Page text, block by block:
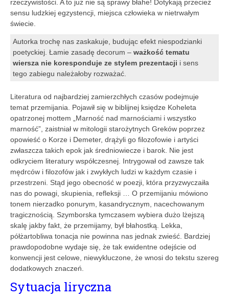
rzeczywistości. A to już nie są sprawy błahe! Dotykają przecież
sensu ludzkiej egzystencji, miejsca człowieka w nietrwałym
świecie.
Autorka trochę nas zaskakuje, budując efekt niespodzianki
poetyckiej. Łamie zasadę decorum – ważkość tematu
wiersza nie koresponduje ze stylem prezentacji i sens
tego zabiegu należałoby rozważać.
Literatura od najbardziej zamierzchłych czasów podejmuje
temat przemijania. Pojawił się w biblijnej księdze Koheleta
opatrzonej mottem „Marność nad marnościami i wszystko
marność”, zaistniał w mitologii starożytnych Greków poprzez
opowieść o Korze i Demeter, drążyli go filozofowie i artyści
zwłaszcza takich epok jak średniowiecze i barok. Nie jest
odkryciem literatury współczesnej. Intrygował od zawsze tak
mędrców i filozofów jak i zwykłych ludzi w każdym czasie i
przestrzeni. Stąd jego obecność w poezji, która przyzwyczaiła
nas do powagi, skupienia, refleksji … O przemijaniu mówiono
tonem nierzadko ponurym, kasandrycznym, nacechowanym
tragicznością. Szymborska tymczasem wybiera dużo lżejszą
skalę jakby fakt, że przemijamy, był błahostką. Lekka,
półżartobliwa tonacja nie powinna nas jednak zwieść. Bardziej
prawdopodobne wydaje się, że tak ewidentne odejście od
konwencji jest celowe, niewykluczone, że wnosi do tekstu szereg
dodatkowych znaczeń.
Sytuacja liryczna